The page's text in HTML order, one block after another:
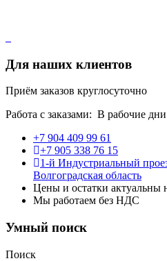
Для наших клиентов
Приём заказов круглосуточно
Работа с заказами: В рабочие
+7 904 409 99 61
+7 905 338 76 15
1-й Индустриальный
Волгоградская область
Цены и остатки актуальны
Мы работаем без НДС
Умный поиск
Поиск